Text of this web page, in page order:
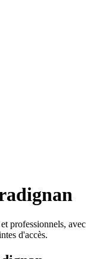
professionnels, avec
d'accès.